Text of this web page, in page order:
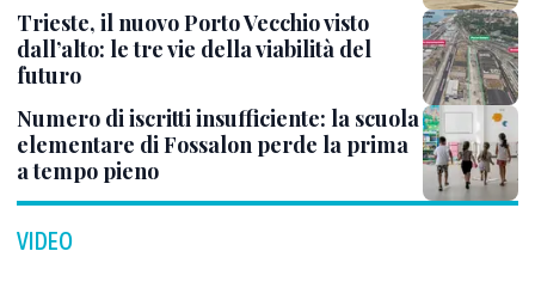
Trieste, il nuovo Porto Vecchio visto
dall’alto: le tre vie della viabilità del
futuro
Numero di iscritti insufficiente: la scuola
elementare di Fossalon perde la prima
a tempo pieno
VIDEO